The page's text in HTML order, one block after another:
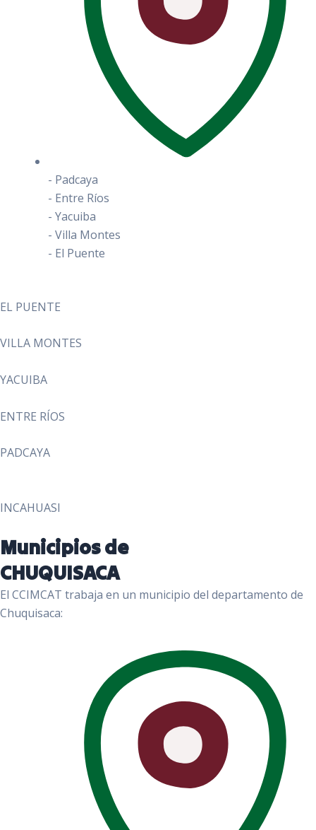
- Padcaya
- Entre Ríos
- Yacuiba
- Villa Montes
- El Puente
EL PUENTE
VILLA MONTES
YACUIBA
ENTRE RÍOS
PADCAYA
INCAHUASI
Municipios de
CHUQUISACA
El CCIMCAT trabaja en un municipio del departamento de
Chuquisaca: